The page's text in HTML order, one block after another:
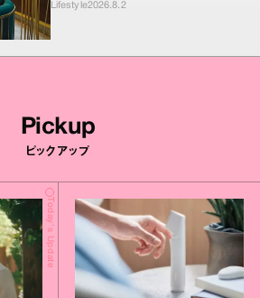
Lifestyle2026.8.2
Pickup
ピックアップ
Today's Update